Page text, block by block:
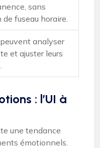
sans
fuseau horaire.
analyser
et ajuster leurs
: l’UI à
une tendance
émotionnels.